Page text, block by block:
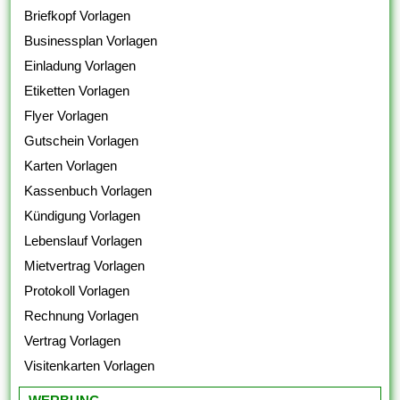
Briefkopf Vorlagen
Businessplan Vorlagen
Einladung Vorlagen
Etiketten Vorlagen
Flyer Vorlagen
Gutschein Vorlagen
Karten Vorlagen
Kassenbuch Vorlagen
Kündigung Vorlagen
Lebenslauf Vorlagen
Mietvertrag Vorlagen
Protokoll Vorlagen
Rechnung Vorlagen
Vertrag Vorlagen
Visitenkarten Vorlagen